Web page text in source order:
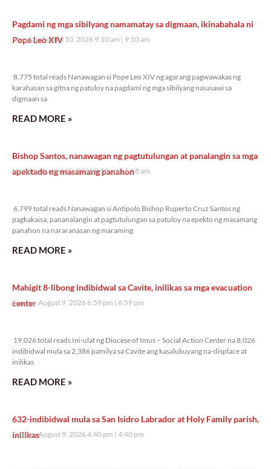
Pagdami ng mga sibilyang namamatay sa digmaan, ikinabahala ni
Pope Leo XIV
Monday, August 10, 2026 9:10 am 9:10 am
8,775 total reads Nanawagan si Pope Leo XIV ng agarang pagwawakas ng
karahasan sa gitna ng patuloy na pagdami ng mga sibilyang nasasawi sa
digmaan sa
READ MORE »
Bishop Santos, nanawagan ng pagtutulungan at panalangin sa mga
apektado ng masamang panahon
Monday, August 10, 2026 8:58 am 8:58 am
6,799 total reads Nanawagan si Antipolo Bishop Ruperto Cruz Santos ng
pagkakaisa, pananalangin at pagtutulungan sa patuloy na epekto ng masamang
panahon na nararanasan ng maraming
READ MORE »
Mahigit 8-libong indibidwal sa Cavite, inilikas sa mga evacuation
center
Sunday, August 9, 2026 6:59 pm 6:59 pm
19,026 total reads Ini-ulat ng Diocese of Imus – Social Action Center na 8,026
indibidwal mula sa 2,386 pamilya sa Cavite ang kasalukuyang na-displace at
inilikas
READ MORE »
632-indibidwal mula sa San Isidro Labrador at Holy Family parish,
inilikas
Sunday, August 9, 2026 4:40 pm 4:40 pm